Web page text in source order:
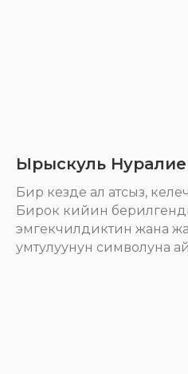
Ырыскуль
Бир кезде ал атсыз,
Бирок кийин
эмгекчилдиктин жана
умтулуунун символуна